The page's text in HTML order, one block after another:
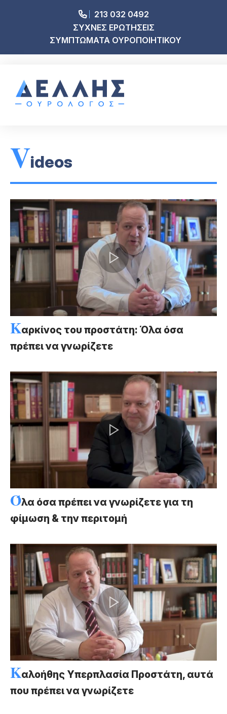
213 032 0492
ΣΥΧΝΕΣ ΕΡΩΤΗΣΕΙΣ
ΣΥΜΠΤΩΜΑΤΑ ΟΥΡΟΠΟΙΗΤΙΚΟΥ
Videos
Καρκίνος του προστάτη: Όλα όσα
πρέπει να γνωρίζετε
Όλα όσα πρέπει να γνωρίζετε για τη
φίμωση & την περιτομή
Καλοήθης Υπερπλασία Προστάτη, αυτά
που πρέπει να γνωρίζετε